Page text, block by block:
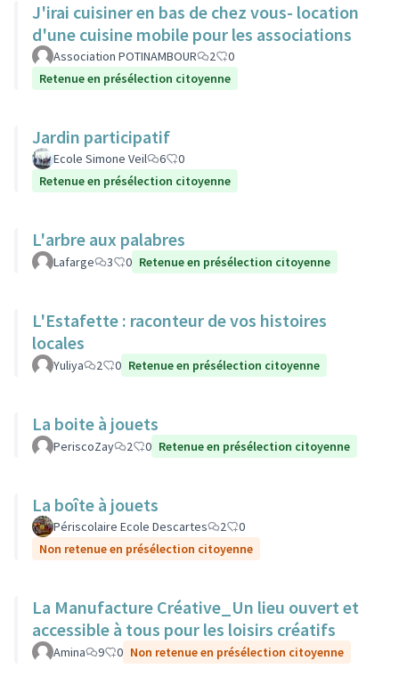
J'irai cuisiner en bas de chez vous- location
d'une cuisine mobile pour les associations
Association POTINAMBOUR 2
0
Retenue en présélection citoyenne
Jardin participatif
Ecole Simone Veil 6
0
Retenue en présélection citoyenne
L'arbre aux palabres
Lafarge 3 0 Retenue en présélection citoyenne
L'Estafette : raconteur de vos histoires
locales
Yuliya 2 0 Retenue en présélection citoyenne
La boite à jouets
PeriscoZay 2 0 Retenue en présélection citoyenne
La boîte à jouets
Périscolaire Ecole Descartes 2
0
Non retenue en présélection citoyenne
La Manufacture Créative_Un lieu ouvert et
accessible à tous pour les loisirs créatifs
Amina 9 0 Non retenue en présélection citoyenne